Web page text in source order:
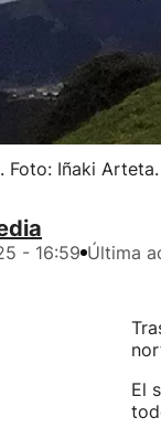
Foto: Iñaki Arteta.
- 16:59 Última
El